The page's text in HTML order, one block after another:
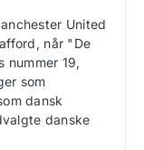
United
når "De
nummer 19,
som
dansk
danske